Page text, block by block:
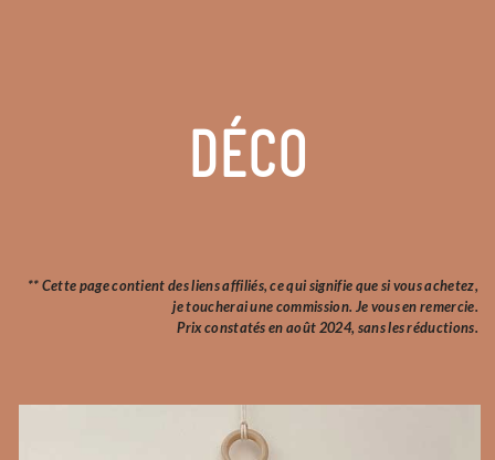
DÉCO
** Cette page contient des liens affiliés, ce qui signifie que si vous achetez,
je toucherai une commission. Je vous en remercie.
Prix constatés en août 2024, sans les réductions.